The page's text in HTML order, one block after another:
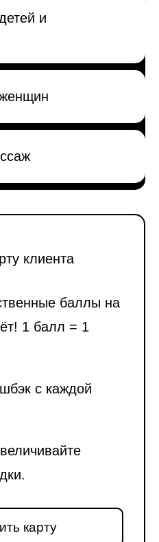
и
клиента
баллы на
1 балл = 1
с каждой
карту